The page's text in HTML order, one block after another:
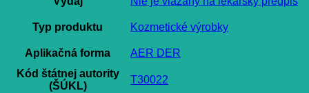
Typ produktu Kozmetické výrobky
Aplikačná forma
AER DER
Kód štátnej autority
(ŠÚKL)
T30022